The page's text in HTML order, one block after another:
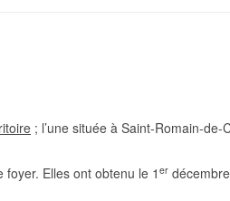
; l’une située à Saint-Romain-de-
Elles ont obtenu le 1 er